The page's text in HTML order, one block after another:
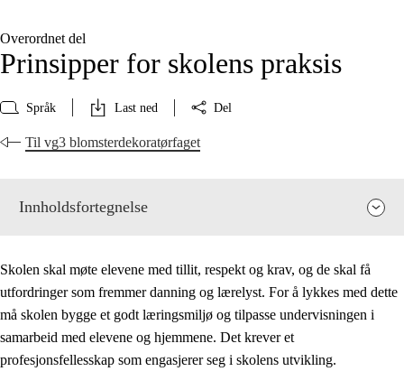
Overordnet del
Prinsipper for skolens praksis
Språk Last ned Del
Til vg3 blomsterdekoratørfaget
Innholdsfortegnelse
Skolen skal møte elevene med tillit, respekt og krav, og de skal få
utfordringer som fremmer danning og lærelyst. For å lykkes med dette
må skolen bygge et godt læringsmiljø og tilpasse undervisningen i
samarbeid med elevene og hjemmene. Det krever et
profesjonsfellesskap som engasjerer seg i skolens utvikling.